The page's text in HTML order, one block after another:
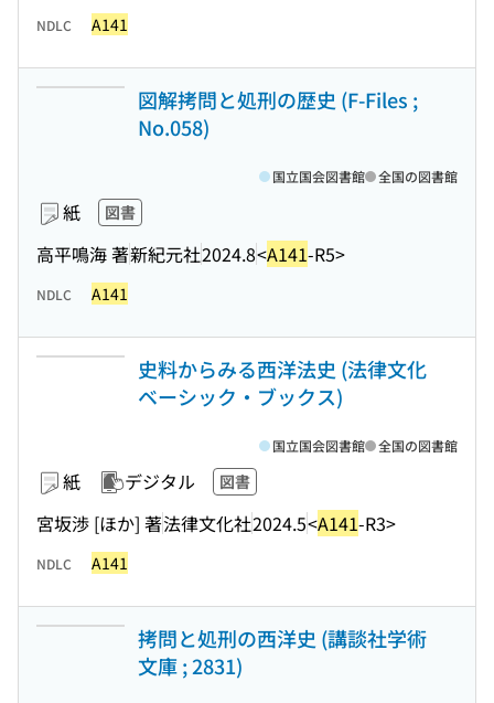
NDLC A141
図解拷問と処刑の歴史 (F-Files ;
No.058)
紙 図書
高平鳴海 著新紀元社2024.8<A141-R5>
国立国会図書館 全国の図書館
NDLC A141
史料からみる西洋法史 (法律文化
ベーシック・ブックス)
紙 デジタル 図書
宮坂渉 [ほか] 著法律文化社2024.5<A141-R3>
国立国会図書館 全国の図書館
NDLC A141
拷問と処刑の西洋史 (講談社学術
文庫 ; 2831)